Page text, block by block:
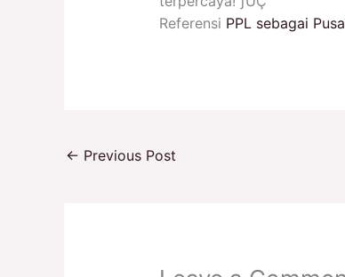
Referensi PPL sebagai
← Previous Post